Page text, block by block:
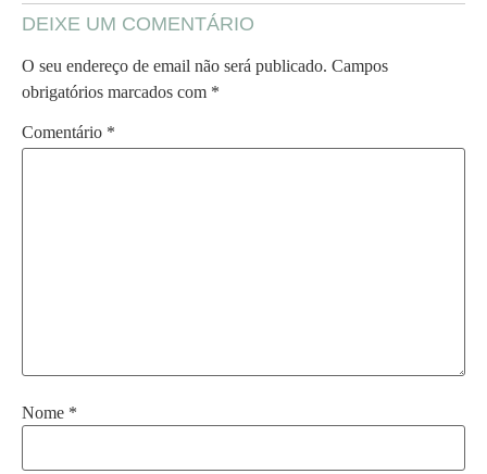
DEIXE UM COMENTÁRIO
O seu endereço de email não será publicado. Campos
obrigatórios marcados com *
Comentário *
Nome *